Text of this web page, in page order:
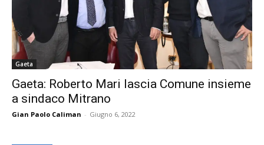
Gaeta
Gaeta: Roberto Mari lascia Comune insieme
a sindaco Mitrano
Gian Paolo Caliman - Giugno 6, 2022